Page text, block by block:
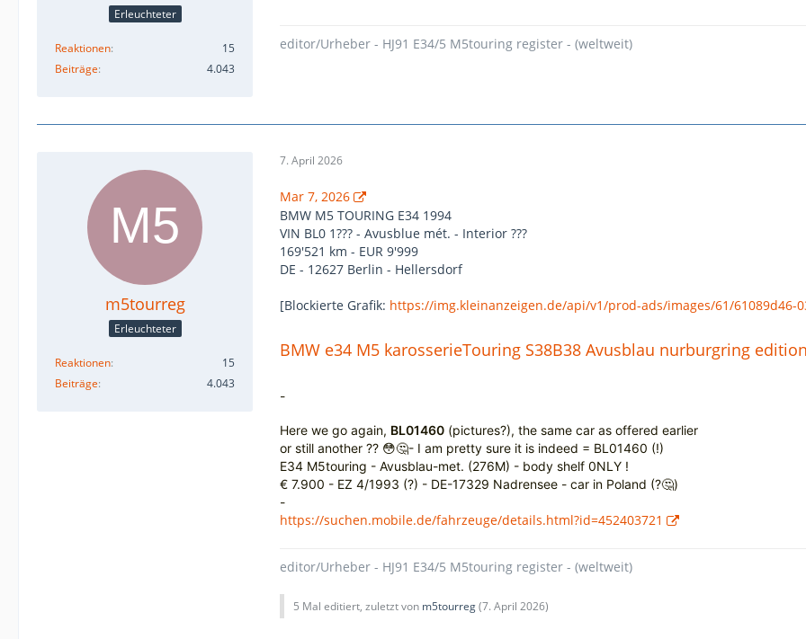
Erleuchteter
Reaktionen
15
Beiträge
4.043
editor/Urheber - HJ91 E34/5 M5touring register - (weltweit)
m5tourreg
Erleuchteter
Reaktionen
15
Beiträge
4.043
7. April 2026
Mar 7, 2026
BMW M5 TOURING E34 1994
VIN BL0 1??? - Avusblue mét. - Interior ???
169'521 km - EUR 9'999
DE - 12627 Berlin - Hellersdorf
[Blockierte Grafik: https://img.kleinanzeigen.de/api/v1/prod-ads/images/61/61089d46-
BMW e34 M5 karosserieTouring S38B38 Avusblau nurburgring
-
Here we go again, BL01460 (pictures?), the same car as offered earlier
or still another ?? 😳🤔- I am pretty sure it is indeed = BL01460 (!)
E34 M5touring - Avusblau-met. (276M) - body shelf 0NLY !
€ 7.900 - EZ 4/1993 (?) - DE-17329 Nadrensee - car in Poland (?🤔)
-
https://suchen.mobile.de/fahrzeuge/details.html?id=452403721
editor/Urheber - HJ91 E34/5 M5touring register - (weltweit)
5 Mal editiert, zuletzt von m5tourreg(7. April 2026)